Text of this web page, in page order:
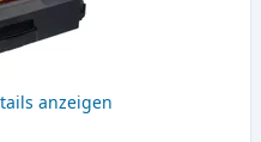
anzeigen